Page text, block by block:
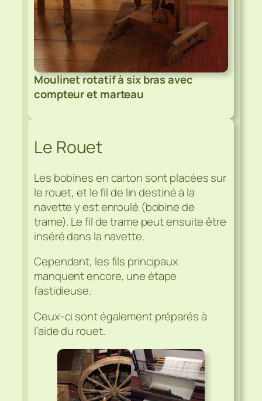
Moulinet rotatif à six bras avec
compteur et marteau
Le Rouet
Les bobines en carton sont placées sur
le rouet, et le fil de lin destiné à la
navette y est enroulé (bobine de
trame). Le fil de trame peut ensuite être
inséré dans la navette.
Cependant, les fils principaux
manquent encore, une étape
fastidieuse.
Ceux-ci sont également préparés à
l’aide du rouet.